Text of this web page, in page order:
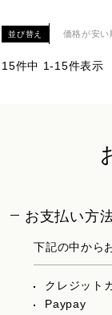
並び替え 価格が安い
15件中 1-15件表示
お支払い方
下記の中から
クレジット
Paypay